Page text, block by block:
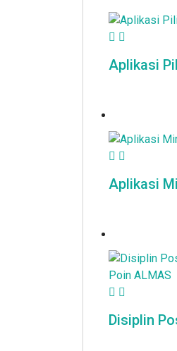
Aplikasi
Aplikasi
Disiplin